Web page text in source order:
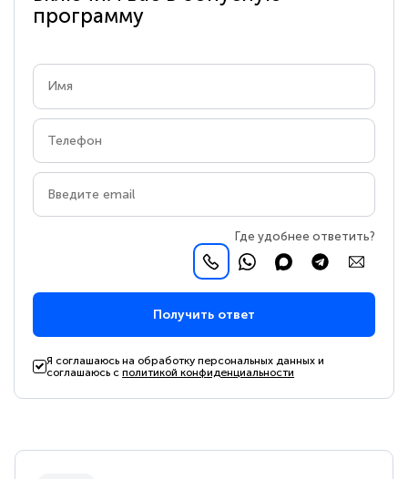
программу
Где удобнее ответить?
Получить ответ
Я соглашаюсь на обработку персональных данных и
соглашаюсь сполитикой конфиденциальности